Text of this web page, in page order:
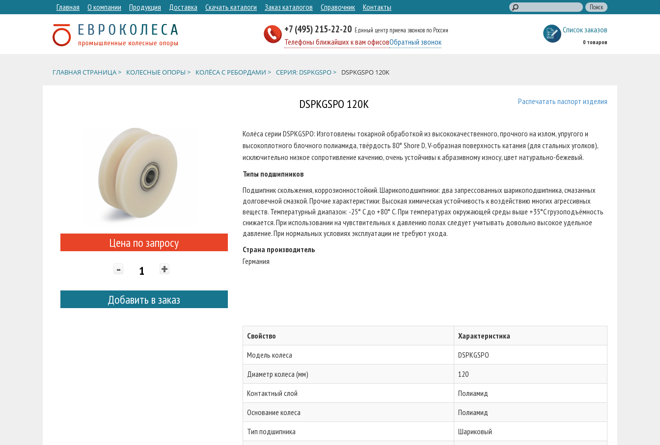
Главная О компании Продукция Доставка Скачать каталоги Заказ каталогов Справочник Контакты
+7 (495) 215-22-20 Единый центр приема звонков по России
Телефоны ближайших к вам офисовОбратный звонок
Список заказов
0 товаров
ГЛАВНАЯ СТРАНИЦА > КОЛЕСНЫЕ ОПОРЫ > КОЛЁСА С РЕБОРДАМИ > СЕРИЯ: DSPKGSPO > DSPKGSPO 120K
DSPKGSPO 120K Распечатать паспорт изделия
Цена по запросу
- +
Добавить в заказ
Колёса серии DSPKGSPO: Изготовлены токарной обработкой из высококачественного, прочного на излом, упругого и
высокоплотного блочного полиамида, твёрдость 80° Shore D, V-образная поверхность катания (для стальных уголков),
исключительно низкое сопротивление качению, очень устойчивы к абразивному износу, цвет натурально-бежевый.
Типы подшипников
Подшипник скольжения, коррозионностойкий. Шарикоподшипники: два запрессованных шарикоподшипника, смазанных
долговечной смазкой. Прочие характеристики: Высокая химическая устойчивость к воздействию многих агрессивных
веществ. Температурный диапазон: -25° C до +80° C. При температурах окружающей среды выше +35°C грузоподъёмность
снижается. При использовании на чувствительных к давлению полах следует учитывать довольно высокое удельное
давление. При нормальных условиях эксплуатации не требуют ухода.
Страна производитель
Германия
Свойство
Характеристика
Модель колеса
DSPKGSPO
Диаметр колеса (мм)
120
Контактный слой
Полиамид
Основание колеса
Полиамид
Тип подшипника
Шариковый